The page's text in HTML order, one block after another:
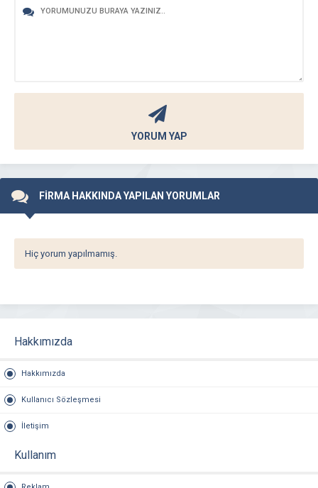
YORUM YAP
FİRMA HAKKINDA YAPILAN YORUMLAR
Hiç yorum yapılmamış.
Hakkımızda
Hakkımızda
Kullanıcı Sözleşmesi
İletişim
Kullanım